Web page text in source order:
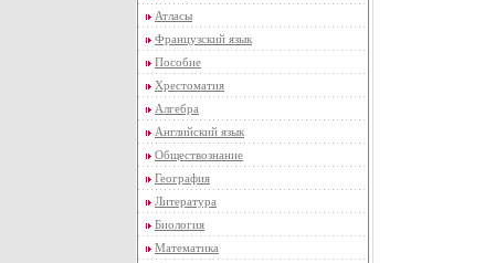
Атласы
Французский язык
Пособие
Хрестоматия
Алгебра
Английский язык
Обществознание
География
Литература
Биология
Математика